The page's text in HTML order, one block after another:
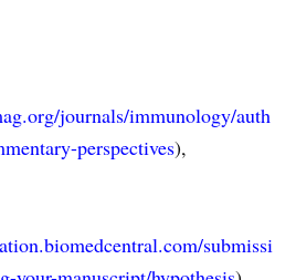
journals/immunology/auth
perspectives),
submissi